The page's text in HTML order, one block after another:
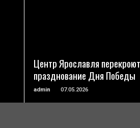
Центр Ярославля
празднование Дня Победы
admin 07.05.2026